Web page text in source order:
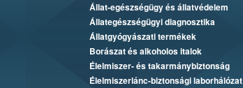
Állat-egészségügy és állatvédelem
Állategészségügyi diagnosztika
Állatgyógyászati termékek
Borászat és alkoholos italok
Élelmiszer- és takarmánybiztonság
Élelmiszerlánc-biztonsági laborhálózat